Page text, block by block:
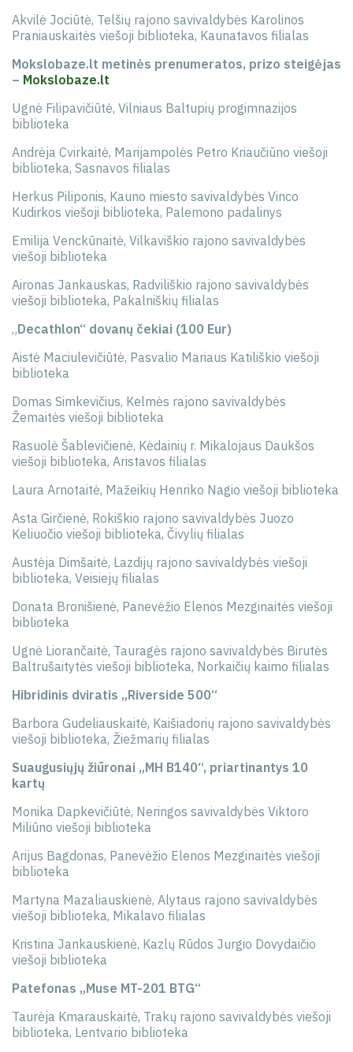
Akvilė Jociūtė, Telšių rajono savivaldybės Karolinos
Praniauskaitės viešoji biblioteka, Kaunatavos filialas
Mokslobaze.lt metinės prenumeratos, prizo steigėjas
– Mokslobaze.lt
Ugnė Filipavičiūtė, Vilniaus Baltupių progimnazijos
biblioteka
Andrėja Cvirkaitė, Marijampolės Petro Kriaučiūno viešoji
biblioteka, Sasnavos filialas
Herkus Piliponis, Kauno miesto savivaldybės Vinco
Kudirkos viešoji biblioteka, Palemono padalinys
Emilija Venckūnaitė, Vilkaviškio rajono savivaldybės
viešoji biblioteka
Aironas Jankauskas, Radviliškio rajono savivaldybės
viešoji biblioteka, Pakalniškių filialas
„Decathlon“ dovanų čekiai (100 Eur)
Aistė Maciulevičiūtė, Pasvalio Mariaus Katiliškio viešoji
biblioteka
Domas Simkevičius, Kelmės rajono savivaldybės
Žemaitės viešoji biblioteka
Rasuolė Šablevičienė, Kėdainių r. Mikalojaus Daukšos
viešoji biblioteka, Aristavos filialas
Laura Arnotaitė, Mažeikių Henriko Nagio viešoji biblioteka
Asta Girčienė, Rokiškio rajono savivaldybės Juozo
Keliuočio viešoji biblioteka, Čivylių filialas
Austėja Dimšaitė, Lazdijų rajono savivaldybės viešoji
biblioteka, Veisiejų filialas
Donata Bronišienė, Panevėžio Elenos Mezginaitės viešoji
biblioteka
Ugnė Liorančaitė, Tauragės rajono savivaldybės Birutės
Baltrušaitytės viešoji biblioteka, Norkaičių kaimo filialas
Hibridinis dviratis „Riverside 500“
Barbora Gudeliauskaitė, Kaišiadorių rajono savivaldybės
viešoji biblioteka, Žiežmarių filialas
Suaugusiųjų žiūronai „MH B140“, priartinantys 10
kartų
Monika Dapkevičiūtė, Neringos savivaldybės Viktoro
Miliūno viešoji biblioteka
Arijus Bagdonas, Panevėžio Elenos Mezginaitės viešoji
biblioteka
Martyna Mazaliauskienė, Alytaus rajono savivaldybės
viešoji biblioteka, Mikalavo filialas
Kristina Jankauskienė, Kazlų Rūdos Jurgio Dovydaičio
viešoji biblioteka
Patefonas „Muse MT-201 BTG“
Taurėja Kmarauskaitė, Trakų rajono savivaldybės viešoji
biblioteka, Lentvario biblioteka